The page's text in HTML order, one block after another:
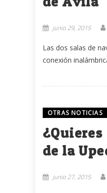
junio 29, 2015
Las dos salas de
conexión
OTRAS NOTICIAS
de la
junio 27, 2015